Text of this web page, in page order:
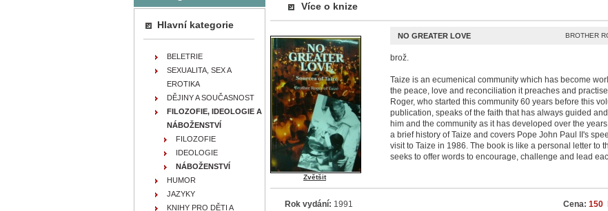
Více o knize
Zvětšit
NO GREATER LOVE BROTHER
brož.
Taize is an ecumenical community which has become
the peace, love and reconciliation it preaches and
Roger, who started this community 60 years before this
publication, speaks of the faith that has always guided
him and the community as it has developed over the
a brief history of Taize and covers Pope John Paul II's
visit to Taize in 1986. The book is like a personal letter to
seeks to offer words to encourage, challenge and lead
Rok vydání: 1991 Cena: 150
Hlavní kategorie
BELETRIE
SEXUALITA, SEX A
EROTIKA
DĚJINY A SOUČASNOST
FILOZOFIE, IDEOLOGIE A
NÁBOŽENSTVÍ
FILOZOFIE
IDEOLOGIE
NÁBOŽENSTVÍ
HUMOR
JAZYKY
KNIHY PRO DĚTI A